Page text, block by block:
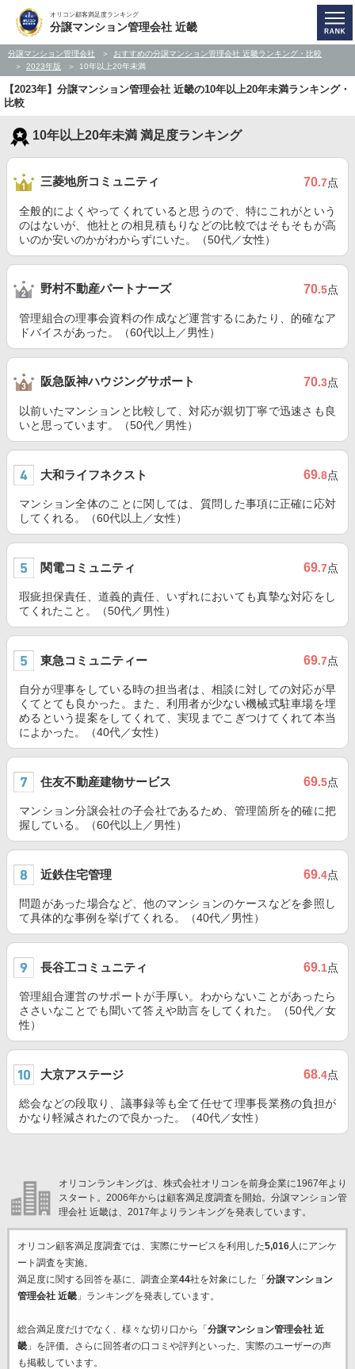
オリコン顧客満足度ランキング
分譲マンション管理会社 近畿
分譲マンション管理会社
おすすめの分譲マンション管理会社 近畿ランキング・比較
2023年版
10年以上20年未満
【2023年】分譲マンション管理会社 近畿の10年以上20年未満ランキング・
比較
10年以上20年未満 満足度ランキング
三菱地所コミュニティ 70.7点
全般的によくやってくれていると思うので、特にこれがという
のはないが、他社との相見積もりなどの比較ではそもそもが高
いのか安いのかがわからずにいた。（50代／女性）
野村不動産パートナーズ 70.5点
管理組合の理事会資料の作成など運営するにあたり、的確なア
ドバイスがあった。（60代以上／男性）
阪急阪神ハウジングサポート 70.3点
以前いたマンションと比較して、対応が親切丁寧で迅速さも良
いと思っています。（50代／男性）
大和ライフネクスト 69.8点
マンション全体のことに関しては、質問した事項に正確に応対
してくれる。（60代以上／女性）
関電コミュニティ 69.7点
瑕疵担保責任、道義的責任、いずれにおいても真摯な対応をし
てくれたこと。（50代／男性）
東急コミュニティー 69.7点
自分が理事をしている時の担当者は、相談に対しての対応が早
くてとても良かった。また、利用者が少ない機械式駐車場を埋
めるという提案をしてくれて、実現までこぎつけてくれて本当
によかった。（40代／女性）
住友不動産建物サービス 69.5点
マンション分譲会社の子会社であるため、管理箇所を的確に把
握している。（60代以上／男性）
近鉄住宅管理 69.4点
問題があった場合など、他のマンションのケースなどを参照し
て具体的な事例を挙げてくれる。（40代／男性）
長谷工コミュニティ 69.1点
管理組合運営のサポートが手厚い。わからないことがあったら
ささいなことでも聞いて答えや助言をしてくれた。（50代／女
性）
大京アステージ 68.4点
総会などの段取り、議事録等も全て任せて理事長業務の負担が
かなり軽減されたので良かった。（40代／女性）
オリコンランキングは、株式会社オリコンを前身企業に1967年より
スタート。2006年からは顧客満足度調査を開始。分譲マンション管
理会社 近畿は、2017年よりランキングを発表しています。
オリコン顧客満足度調査では、実際にサービスを利用した5,016人にアンケ
ート調査を実施。
満足度に関する回答を基に、調査企業44社を対象にした「 分譲マンション
管理会社 近畿」ランキングを発表しています。
総合満足度だけでなく、様々な切り口から「 分譲マンション管理会社 近
畿」を評価。さらに回答者の口コミや評判といった、実際のユーザーの声
も掲載しています。